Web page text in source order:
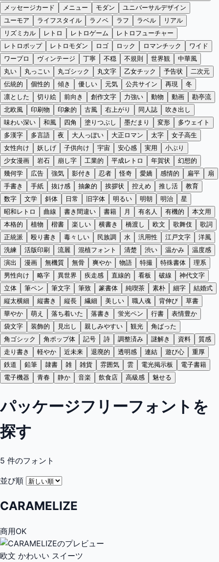
メッセージカード
メニュー モダン
ユニバーサルデザイン
ユーモア
ライフスタイル ラノベ ラフ ラベル
リアル
リズミカル
レトロ レトロゲーム
レトロフューチャー
レトロポップ
レトロモダン ロゴ ロック ロマンチック
ワイド
ワープロ
ヴィンテージ 丁寧 不穏 不規則 世界観
中華風
丸い
丸っこい 丸ゴシック 丸文字 乙女チック 予告状
二次元
伝統的
個性的 傾き 優しい 元気 公共サイン 再現
冬
凛とした
切り絵 前向き 創作文字 力強い 動物 動画
勘亭流
北欧風
印刷物 印象的 古風 右上がり 同人誌
吹き出し
味わい深い
和風 四角 塗りつぶし 墨だまり 変形
多ウェイト
多漢字
多言語 夜 大人っぽい 大正ロマン 太字
女子高生
女性向け
妖しげ 子供向け 宇宙 安心感 実用
小ぶり
少女漫画
岩石 崩し字 工業的 平成レトロ 年賀状
幻想的
幾何学
広告 強気 影付き 忍者 怪奇 愛嬌 感情的 扁平
扇
手書き
手紙 抜け感 抽象的 挨拶状 控えめ 推し活
教育
数字
文学 斜体 日常 旧字体 明るい 明朝 明治
星
昭和レトロ
曲線 書き間違い 書籍 月 有名人 有機的
本文用
本格的
植物 楷書 楽しい 横書き 橋渡し 欧文 歌舞伎
歌詞
正統派
殴り書き 毒々しい 民族調 水 汎用性 江戸文字
洋風
洗練
活版印刷 流麗 混植フォント 清楚 渋い 温かみ
温度感
演出
漫画 無機質 無骨 爽やか 物語 特撮 特殊書体
理系
男性向け
略字 異世界 疾走感 直線的 看板 破線
神代文字
立体
筆ペン 筆文字 筆致 篆書体 純喫茶 素朴 細字
結婚式
縦太横細
縦書き 縦長 繊細 美しい 職人魂 背伸び
草書
華やか
萌え 落ち着いた 落書き 蛍光ペン 行書
表情豊か
袋文字
装飾的 見出し 親しみやすい 観光
角ばった
角ゴシック
角ポップ体 記号 詩 調整済み 謎解き 資料
質感
走り書き
軽やか 近未来 退廃的 透明感 連結 遊び心
重厚
鉄道
鉛筆 隷書 雑 雑貨 雰囲気 雲 電光掲示板
電子書籍
電子機器
青春 静か 音楽 飲食店 高級感 魅せる
パッケージフリーフォントを
探す
5 件のフォント
並び順
CARAMELIZE
商用OK
欧文 かわいい スイーツ